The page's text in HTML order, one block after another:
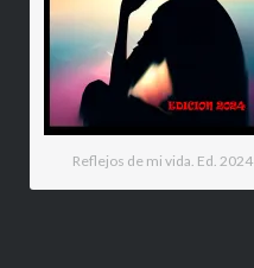
Reflejos de mi vida. Ed. 2024